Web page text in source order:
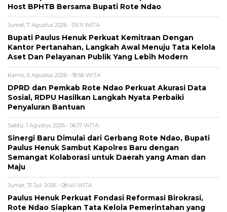
Host BPHTB Bersama Bupati Rote Ndao
Jumat, 7 Agustus 2026 - 05:11 WITA
Bupati Paulus Henuk Perkuat Kemitraan Dengan
Kantor Pertanahan, Langkah Awal Menuju Tata Kelola
Aset Dan Pelayanan Publik Yang Lebih Modern
Kamis, 6 Agustus 2026 - 18:56 WITA
DPRD dan Pemkab Rote Ndao Perkuat Akurasi Data
Sosial, RDPU Hasilkan Langkah Nyata Perbaiki
Penyaluran Bantuan
Sabtu, 1 Agustus 2026 - 06:17 WITA
Sinergi Baru Dimulai dari Gerbang Rote Ndao, Bupati
Paulus Henuk Sambut Kapolres Baru dengan
Semangat Kolaborasi untuk Daerah yang Aman dan
Maju
Jumat, 31 Juli 2026 - 08:40 WITA
Paulus Henuk Perkuat Fondasi Reformasi Birokrasi,
Rote Ndao Siapkan Tata Kelola Pemerintahan yang